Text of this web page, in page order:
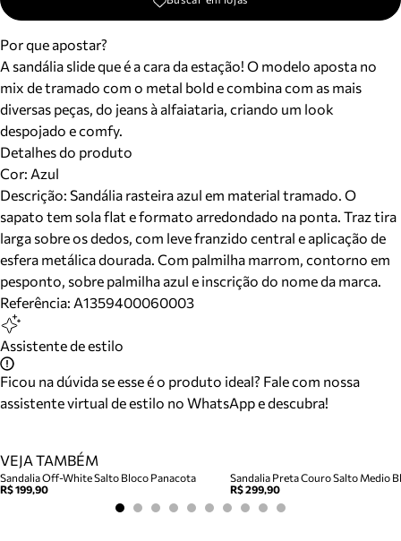
Por que apostar?
A sandália slide que é a cara da estação! O modelo aposta no
mix de tramado com o metal bold e combina com as mais
diversas peças, do jeans à alfaiataria, criando um look
despojado e comfy.
Detalhes do produto
Cor: Azul
Descrição: Sandália rasteira azul em material tramado. O
sapato tem sola flat e formato arredondado na ponta. Traz tira
larga sobre os dedos, com leve franzido central e aplicação de
esfera metálica dourada. Com palmilha marrom, contorno em
pesponto, sobre palmilha azul e inscrição do nome da marca.
Referência: A1359400060003
Assistente de estilo
Ficou na dúvida se esse é o produto ideal? Fale com nossa
assistente virtual de estilo no WhatsApp e descubra!
VEJA TAMBÉM
Sandalia Off-White Salto Bloco Panacota
R$ 199,90
Sandalia Preta Couro Salto Medio
R$ 299,90